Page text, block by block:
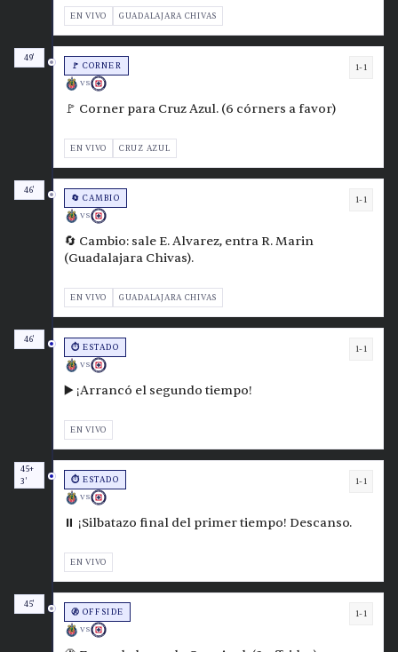
EN VIVO GUADALAJARA CHIVAS
49'
🚩 CORNER
VS
1-1
🚩 Corner para Cruz Azul. (6 córners a favor)
EN VIVO CRUZ AZUL
46'
🔄 CAMBIO
VS
1-1
🔄 Cambio: sale E. Alvarez, entra R. Marin
(Guadalajara Chivas).
EN VIVO GUADALAJARA CHIVAS
46'
⏱️ ESTADO
VS
1-1
▶️ ¡Arrancó el segundo tiempo!
EN VIVO
45+
3'
⏱️ ESTADO
VS
1-1
⏸️ ¡Silbatazo final del primer tiempo! Descanso.
EN VIVO
45'
🚷 OFFSIDE
VS
1-1